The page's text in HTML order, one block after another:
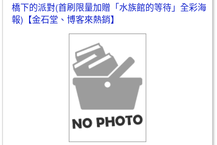
橋下的派對(首刷限量加贈「水族館的等待」全彩海
報)【金石堂、博客來熱銷】